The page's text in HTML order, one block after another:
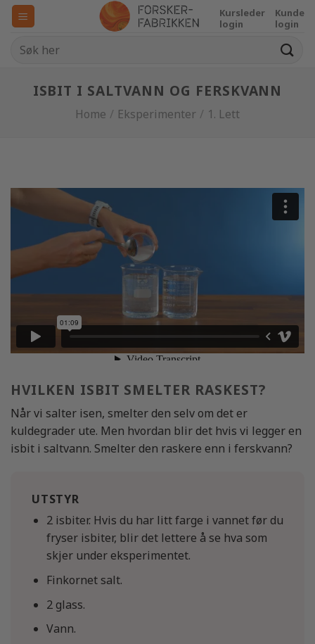
Skip
content
Kursleder
login
Kunde
login
ISBIT I SALTVANN OG FERSKVANN
Home / Eksperimenter / 1. Lett
HVILKEN ISBIT SMELTER RASKEST?
Når vi salter isen, smelter den selv om det er
kuldegrader ute. Men hvordan blir det hvis vi legger en
isbit i saltvann. Smelter den raskere enn i ferskvann?
UTSTYR
2 isbiter. Hvis du har litt farge i vannet før du
fryser isbiter, blir det lettere å se hva som
skjer under eksperimentet.
Finkornet salt.
2 glass.
Vann.